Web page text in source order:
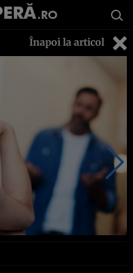
Înapoi la articol